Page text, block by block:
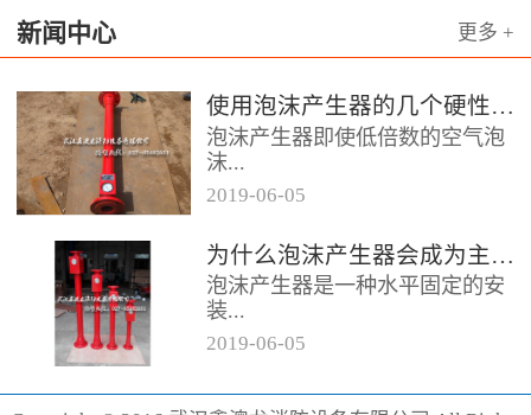
新闻中心 更多 +
使用泡沫产生器的几个硬性要求
泡沫产生器即使低倍数的空气泡
沫...
消防领域当中泡沫产生器起到的
作用颇大，而且它的保存也相对
容易，...
2019-06-05
为什么泡沫产生器会成为主流灭火产品呢
泡沫产生器是一种水平固定的安
装...
2019-06-05